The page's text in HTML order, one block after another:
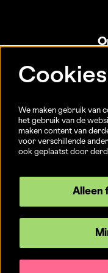
Cookies
We maken gebruik van
het gebruik van de
maken content van
voor verschillende
ook geplaatst door
Alleen